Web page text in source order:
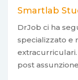
Smartlab
DrJob ci ha
specializzato e
post